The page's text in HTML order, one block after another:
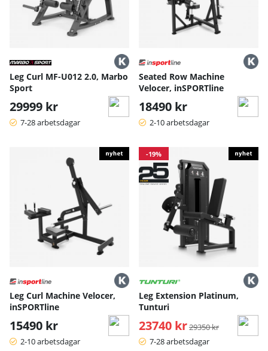
Leg Curl MF-U012 2.0, Marbo
Sport
29999 kr
7-28 arbetsdagar
Seated Row Machine
Velocer, inSPORTline
18490 kr
2-10 arbetsdagar
Leg Curl Machine Velocer,
inSPORTline
15490 kr
2-10 arbetsdagar
-19%
Leg Extension Platinum,
Tunturi
23740 kr Ordinarie pris:
29350 kr
7-28 arbetsdagar